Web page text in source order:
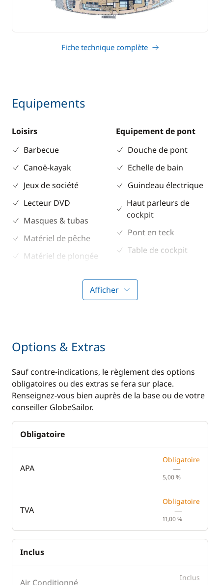
Fiche technique complète
Equipements
Loisirs
Barbecue
Canoë-kayak
Jeux de société
Lecteur DVD
Masques & tubas
Matériel de pêche
Matériel de plongée
Equipement de pont
Douche de pont
Echelle de bain
Guindeau électrique
Haut parleurs de
cockpit
Pont en teck
Table de cockpit
Convertisseur 220V
Lecteur de cartes
Loch - Speedo
Pilote automatique
Sondeur
Guide & cartes
Ice Maker
Climatisation
Dessalinisateur
Afficher
Options & Extras
Sauf contre-indications, le règlement des options
obligatoires ou des extras se fera sur place.
Renseignez-vous bien auprès de la base ou de votre
conseiller GlobeSailor.
Obligatoire
APA
Obligatoire
—
5,00 %
TVA
Obligatoire
—
11,00 %
Inclus
Air Conditionné Inclus